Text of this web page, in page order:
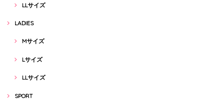
LLサイズ
LADIES
Mサイズ
Lサイズ
LLサイズ
SPORT